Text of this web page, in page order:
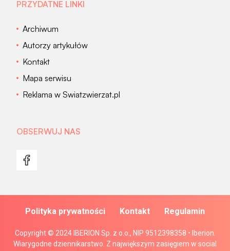
PRZYDATNE LINKI
Archiwum
Autorzy artykułów
Kontakt
Mapa serwisu
Reklama w Swiatzwierzat.pl
OBSERWUJ NAS
Copyright © 2024 IBERION Sp. z o.o., NIP 9512398358 • Iberion.
Wiarygodne dziennikarstwo. Z największym zasięgiem w social
Polityka prywatności Kontakt Regulamin